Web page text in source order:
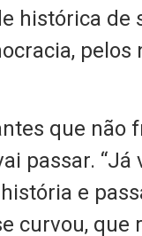
histórica de
que não
passar.
e
curvou,